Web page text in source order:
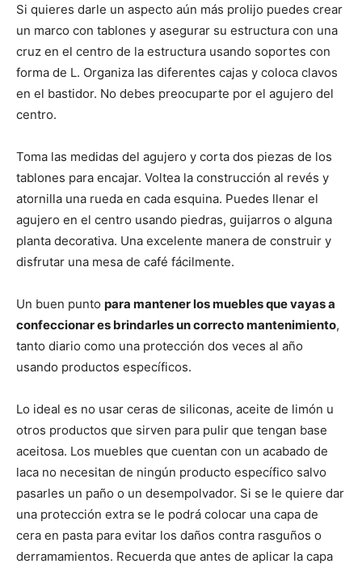
Si quieres darle un aspecto aún más prolijo puedes crear
un marco con tablones y asegurar su estructura con una
cruz en el centro de la estructura usando soportes con
forma de L. Organiza las diferentes cajas y coloca clavos
en el bastidor. No debes preocuparte por el agujero del
centro.
Toma las medidas del agujero y corta dos piezas de los
tablones para encajar. Voltea la construcción al revés y
atornilla una rueda en cada esquina. Puedes llenar el
agujero en el centro usando piedras, guijarros o alguna
planta decorativa. Una excelente manera de construir y
disfrutar una mesa de café fácilmente.
Un buen punto para mantener los muebles que vayas a
confeccionar es brindarles un correcto mantenimiento,
tanto diario como una protección dos veces al año
usando productos específicos.
Lo ideal es no usar ceras de siliconas, aceite de limón u
otros productos que sirven para pulir que tengan base
aceitosa. Los muebles que cuentan con un acabado de
laca no necesitan de ningún producto específico salvo
pasarles un paño o un desempolvador. Si se le quiere dar
una protección extra se le podrá colocar una capa de
cera en pasta para evitar los daños contra rasguños o
derramamientos. Recuerda que antes de aplicar la capa